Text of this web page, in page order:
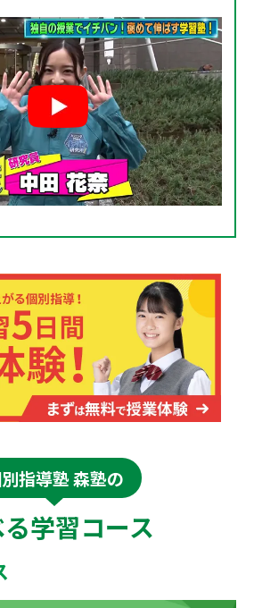
指導塾 森塾の
学習コース